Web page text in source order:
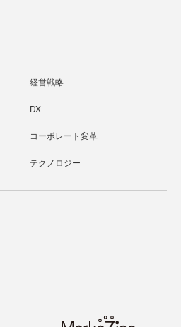
経営戦略
DX
コーポレート変革
テクノロジー